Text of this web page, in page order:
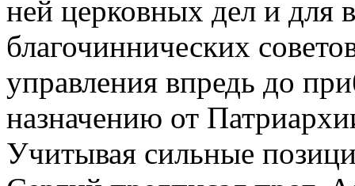
ней церковных дел и для
благочиннических
управления впредь до
назначению от
Учитывая сильные